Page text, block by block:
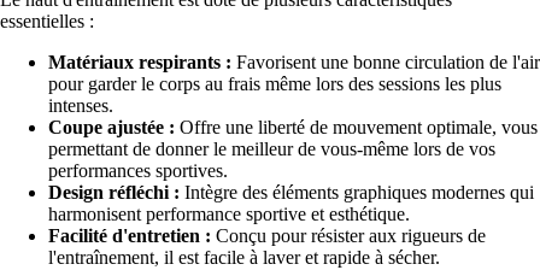
essentielles :
Matériaux respirants : Favorisent une bonne circulation de l'air
pour garder le corps au frais même lors des sessions les plus
intenses.
Coupe ajustée : Offre une liberté de mouvement optimale, vous
permettant de donner le meilleur de vous-même lors de vos
performances sportives.
Design réfléchi : Intègre des éléments graphiques modernes qui
harmonisent performance sportive et esthétique.
Facilité d'entretien : Conçu pour résister aux rigueurs de
l'entraînement, il est facile à laver et rapide à sécher.